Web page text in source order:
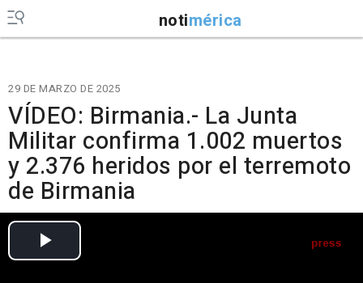
notimérica
29 DE MARZO DE 2025
VÍDEO: Birmania.- La Junta
Militar confirma 1.002 muertos
y 2.376 heridos por el terremoto
de Birmania